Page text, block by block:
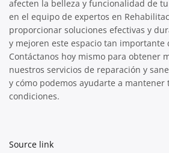
afecten la belleza y funcionalidad de
en el equipo de expertos en
proporcionar soluciones efectivas y
y mejoren este espacio tan importante
Contáctanos hoy mismo para obtener
nuestros servicios de reparación y
y cómo podemos ayudarte a mantener
condiciones.
Source link